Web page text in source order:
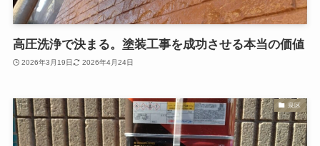
高圧洗浄で決まる。塗装工事を成功させる本当の価値
2026年3月19日 2026年4月24日
泉区